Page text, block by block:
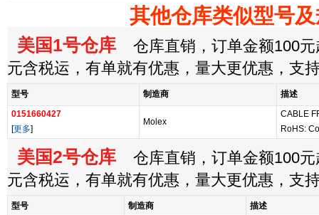
其他仓库类似型号
美国1号仓库 仓库直销，订单金额100元
元含税运，有单就有优惠，量大更优惠，支
型号 制造商
描述
0151660427
[更多]
Molex
CABLE
RoHS:
美国2号仓库 仓库直销，订单金额100元
元含税运，有单就有优惠，量大更优惠，支
型号 制造商 描述